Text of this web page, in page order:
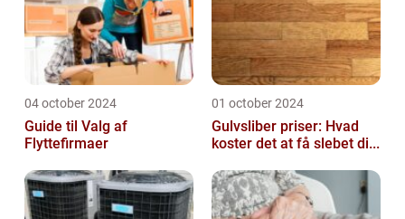
04 october 2024
Guide til Valg af
Flyttefirmaer
01 october 2024
Gulvsliber priser: Hvad
koster det at få slebet di...